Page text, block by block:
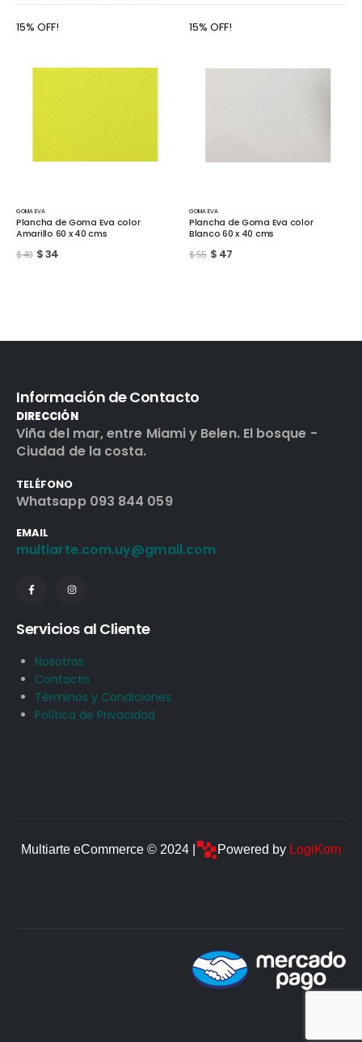
15% OFF!
GOMA EVA
Plancha de Goma Eva color
Amarillo 60 x 40 cms
$40 $34
15% OFF!
GOMA EVA
Plancha de Goma Eva color
Blanco 60 x 40 cms
$55 $ 47
Información de Contacto
DIRECCIÓN
Viña del mar, entre Miami y Belen. El bosque -
Ciudad de la costa.
TELÉFONO
Whatsapp 093 844 059
EMAIL
multiarte.com.uy@gmail.com
Servicios al Cliente
Nosotros
Contacto
Términos y Condiciones
Política de Privacidad
Multiarte eCommerce © 2024 | Powered by LogiKom